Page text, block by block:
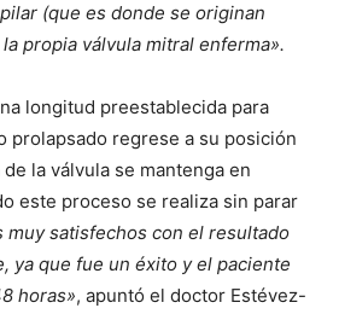
(que es donde se originan
propia válvula mitral enferma».
longitud preestablecida para
prolapsado regrese a su posición
la válvula se mantenga en
este proceso se realiza sin parar
muy satisfechos con el resultado
ya que fue un éxito y el paciente
horas», apuntó el doctor Estévez-